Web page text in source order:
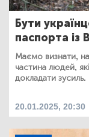
Бути
паспорта
Маємо визнати,
частина людей,
докладати зусиль.
20.01.2025, 20:30